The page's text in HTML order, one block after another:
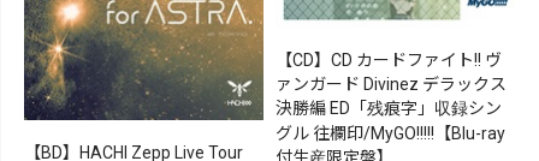
【BD】HACHI Zepp Live Tour
【CD】CD カードファイト!! ヴ
ァンガード Divinez デラックス
決勝編 ED「残痕字」収録シン
グル 往欄印/MyGO!!!!!【Blu-ray
付生産限定盤】